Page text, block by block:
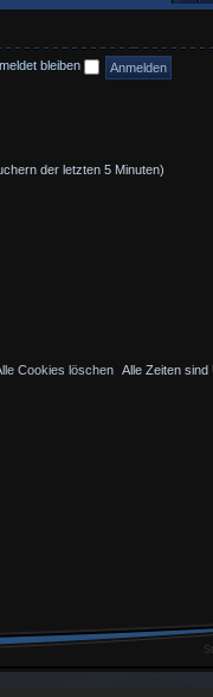
bleiben
der letzten 5 Minuten)
Alle Zeiten sind
Cookies löschen